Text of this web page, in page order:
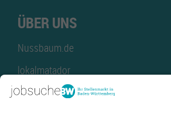
ÜBER UNS
Nussbaum.de
lokalmatador
kaufinBW